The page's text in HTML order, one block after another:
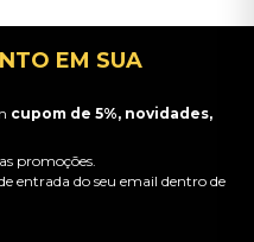
EM SUA
cupom de 5%, novidades,
promoções.
entrada do seu email dentro de